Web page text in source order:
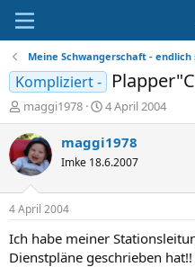
Meine Schwangerschaft - endlich
Kompliziert -
E
r
s
t
e
e
r
maggi1978
E
r
s
e
t
a
4 April 2004
maggi1978
Imke 18.6.2007
4 April 2004
Ich habe meiner
Dienstpläne geschrieben